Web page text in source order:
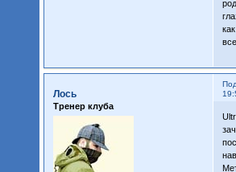
Лось
Тренер клуба